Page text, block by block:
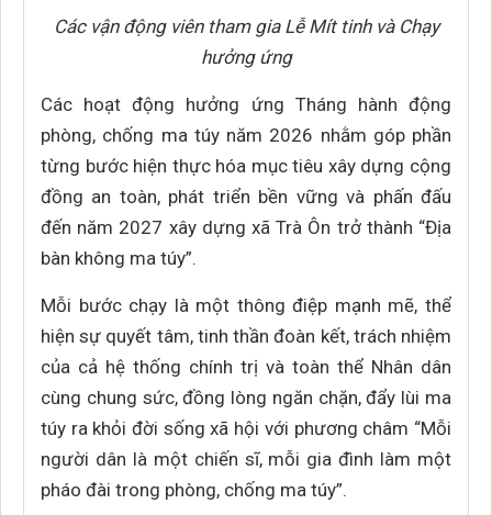
Các vận động viên tham gia Lễ Mít tinh và Chạy
hưởng ứng
Các hoạt động hưởng ứng Tháng hành động
phòng, chống ma túy năm 2026 nhằm góp phần
từng bước hiện thực hóa mục tiêu xây dựng cộng
đồng an toàn, phát triển bền vững và phấn đấu
đến năm 2027 xây dựng xã Trà Ôn trở thành “Địa
bàn không ma túy”.
Mỗi bước chạy là một thông điệp mạnh mẽ, thể
hiện sự quyết tâm, tinh thần đoàn kết, trách nhiệm
của cả hệ thống chính trị và toàn thể Nhân dân
cùng chung sức, đồng lòng ngăn chặn, đẩy lùi ma
túy ra khỏi đời sống xã hội với phương châm “Mỗi
người dân là một chiến sĩ, mỗi gia đình làm một
pháo đài trong phòng, chống ma túy”.